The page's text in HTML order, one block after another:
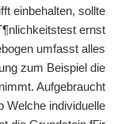
einbehalten, sollte
ernst
umfasst alles
zum Beispiel die
Aufgebraucht
Welche individuelle